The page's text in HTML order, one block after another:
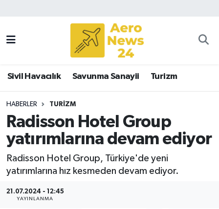
Sivil Havacılık Savunma Sanayii Turizm
HABERLER TURIZM
Radisson Hotel Group
yatırımlarına devam ediyor
Radisson Hotel Group, Türkiye'de yeni
yatırımlarına hız kesmeden devam ediyor.
21.07.2024 - 12:45
YAYINLANMA